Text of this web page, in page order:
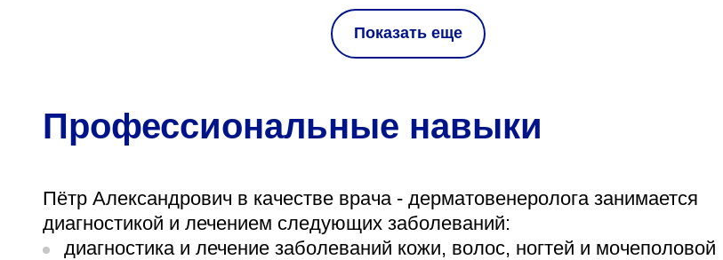
Показать еще
Профессиональные навыки
Пётр Александрович в качестве врача - дерматовенеролога занимается
диагностикой и лечением следующих заболеваний:
диагностика и лечение заболеваний кожи, волос, ногтей и мочеполовой